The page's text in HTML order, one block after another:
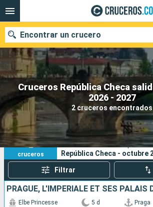
Cruceros República Checa
2026 - 2027
2 cruceros encontrados
Encontrar un crucero
Nuestros destinos
Fecha de salida
Puertos
2
cruceros
Sus criterios de búsqueda:
República Checa - octubre
Filtrar
Elbe Princesse 5 d Praga